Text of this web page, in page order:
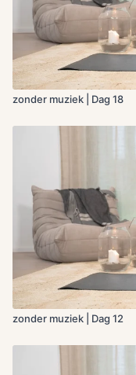
zonder muziek | Dag 18
zonder muziek | Dag 12